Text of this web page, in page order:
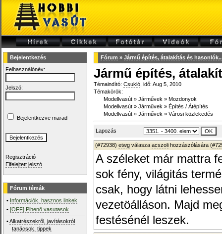
Bejelentkezés
Felhasználónév:
Jelszó:
Bejelentkezve marad
Regisztráció
Elfelejtett jelszó
Fórum témák
• Információk, hasznos linkek
•[OFF] Pihenő vasutasok
•Alkatrészekről, javításokról
tanácsok, tippek
Fórum » Jármű építés, átalakítás és
Jármű építés,
Témaindító: Csukló , idő: Aug 5, 2010
Témakörök:
Modellvasút » Járművek » Mozdonyok
Modellvasút » Járművek » Építés / Átépítés
Modellvasút » Járművek » Városi közlekedés
Lapozás
(#72938) etwg válasza acszoli hozzászólására (
A széleket már mattra
sok fény, világitás
csak, hogy látni
vezetöálláson. Majd
festésénél leszek.